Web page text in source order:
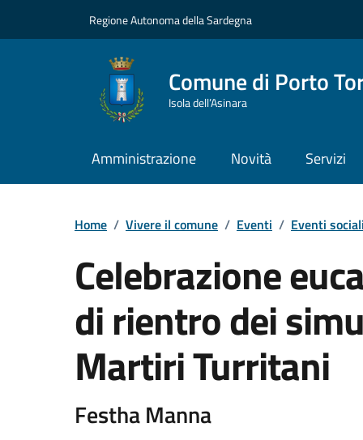
Regione Autonoma della Sardegna
Comune di Porto
Isola dell’Asinara
Amministrazione Novità Servizi
Home / Vivere il comune / Eventi / Eventi
Celebrazione
di rientro dei
Martiri Turritani
Dettaglio
Festha Manna